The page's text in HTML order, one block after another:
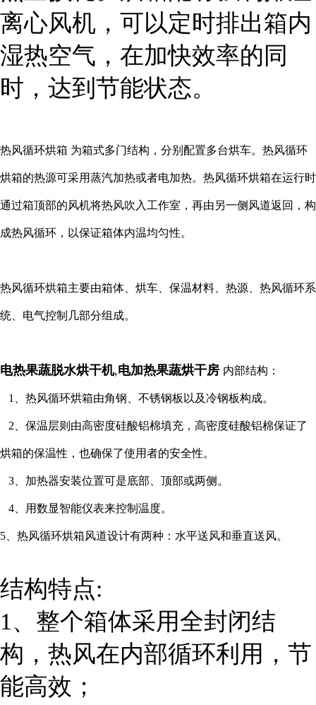
离心风机，可以定时排出箱内
湿热空气，在加快效率的同
时，达到节能状态。
热风循环烘箱 为箱式多门结构，分别配置多台烘车。热风循环
烘箱的热源可采用蒸汽加热或者电加热。热风循环烘箱在运行时
通过箱顶部的风机将热风吹入工作室，再由另一侧风道返回，构
成热风循环，以保证箱体内温均匀性。
热风循环烘箱主要由箱体、烘车、保温材料、热源、热风循环系
统、电气控制几部分组成。
电热果蔬脱水烘干机,电加热果蔬烘干房 内部结构：
1、热风循环烘箱由角钢、不锈钢板以及冷钢板构成。
2、保温层则由高密度硅酸铝棉填充，高密度硅酸铝棉保证了
烘箱的保温性，也确保了使用者的安全性。
3、加热器安装位置可是底部、顶部或两侧。
4、用数显智能仪表来控制温度。
5、热风循环烘箱风道设计有两种：水平送风和垂直送风。
结构特点:
1、整个箱体采用全封闭结
构，热风在内部循环利用，节
能高效；